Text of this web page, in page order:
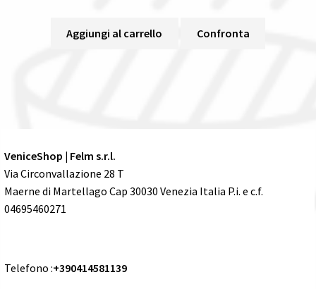
Aggiungi al carrello Confronta
VeniceShop | Felm s.r.l.
Via Circonvallazione 28 T
Maerne di Martellago Cap 30030 Venezia Italia P.i. e c.f.
04695460271
Telefono :+390414581139